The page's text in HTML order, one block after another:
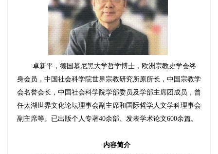
卓新平，德国慕尼黑大学哲学博士，欧洲宗教史学会终
身会员，中国社会科学院世界宗教研究所原所长，中国宗教学
会名誉会长，中国社会科学院学部委员及学部主席团成员，曾
任太湖世界文化论坛理事会副主席和国际哲学人文学科理事会
副主席等。已出版个人专著40余部、发表学术论文600余篇。
内容简介